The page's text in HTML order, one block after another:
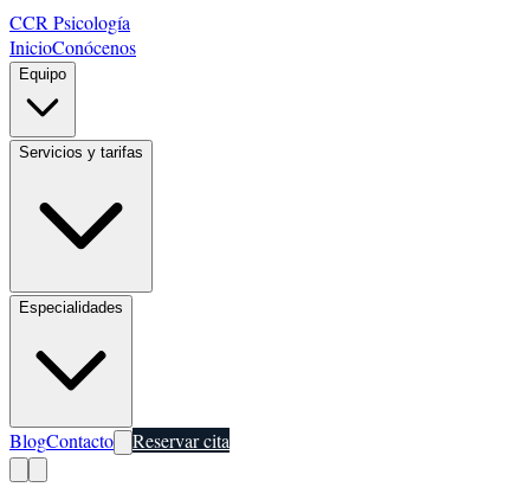
CCR Psicología
InicioConócenos
Equipo
Servicios y tarifas
Especialidades
BlogContacto Reservar cita